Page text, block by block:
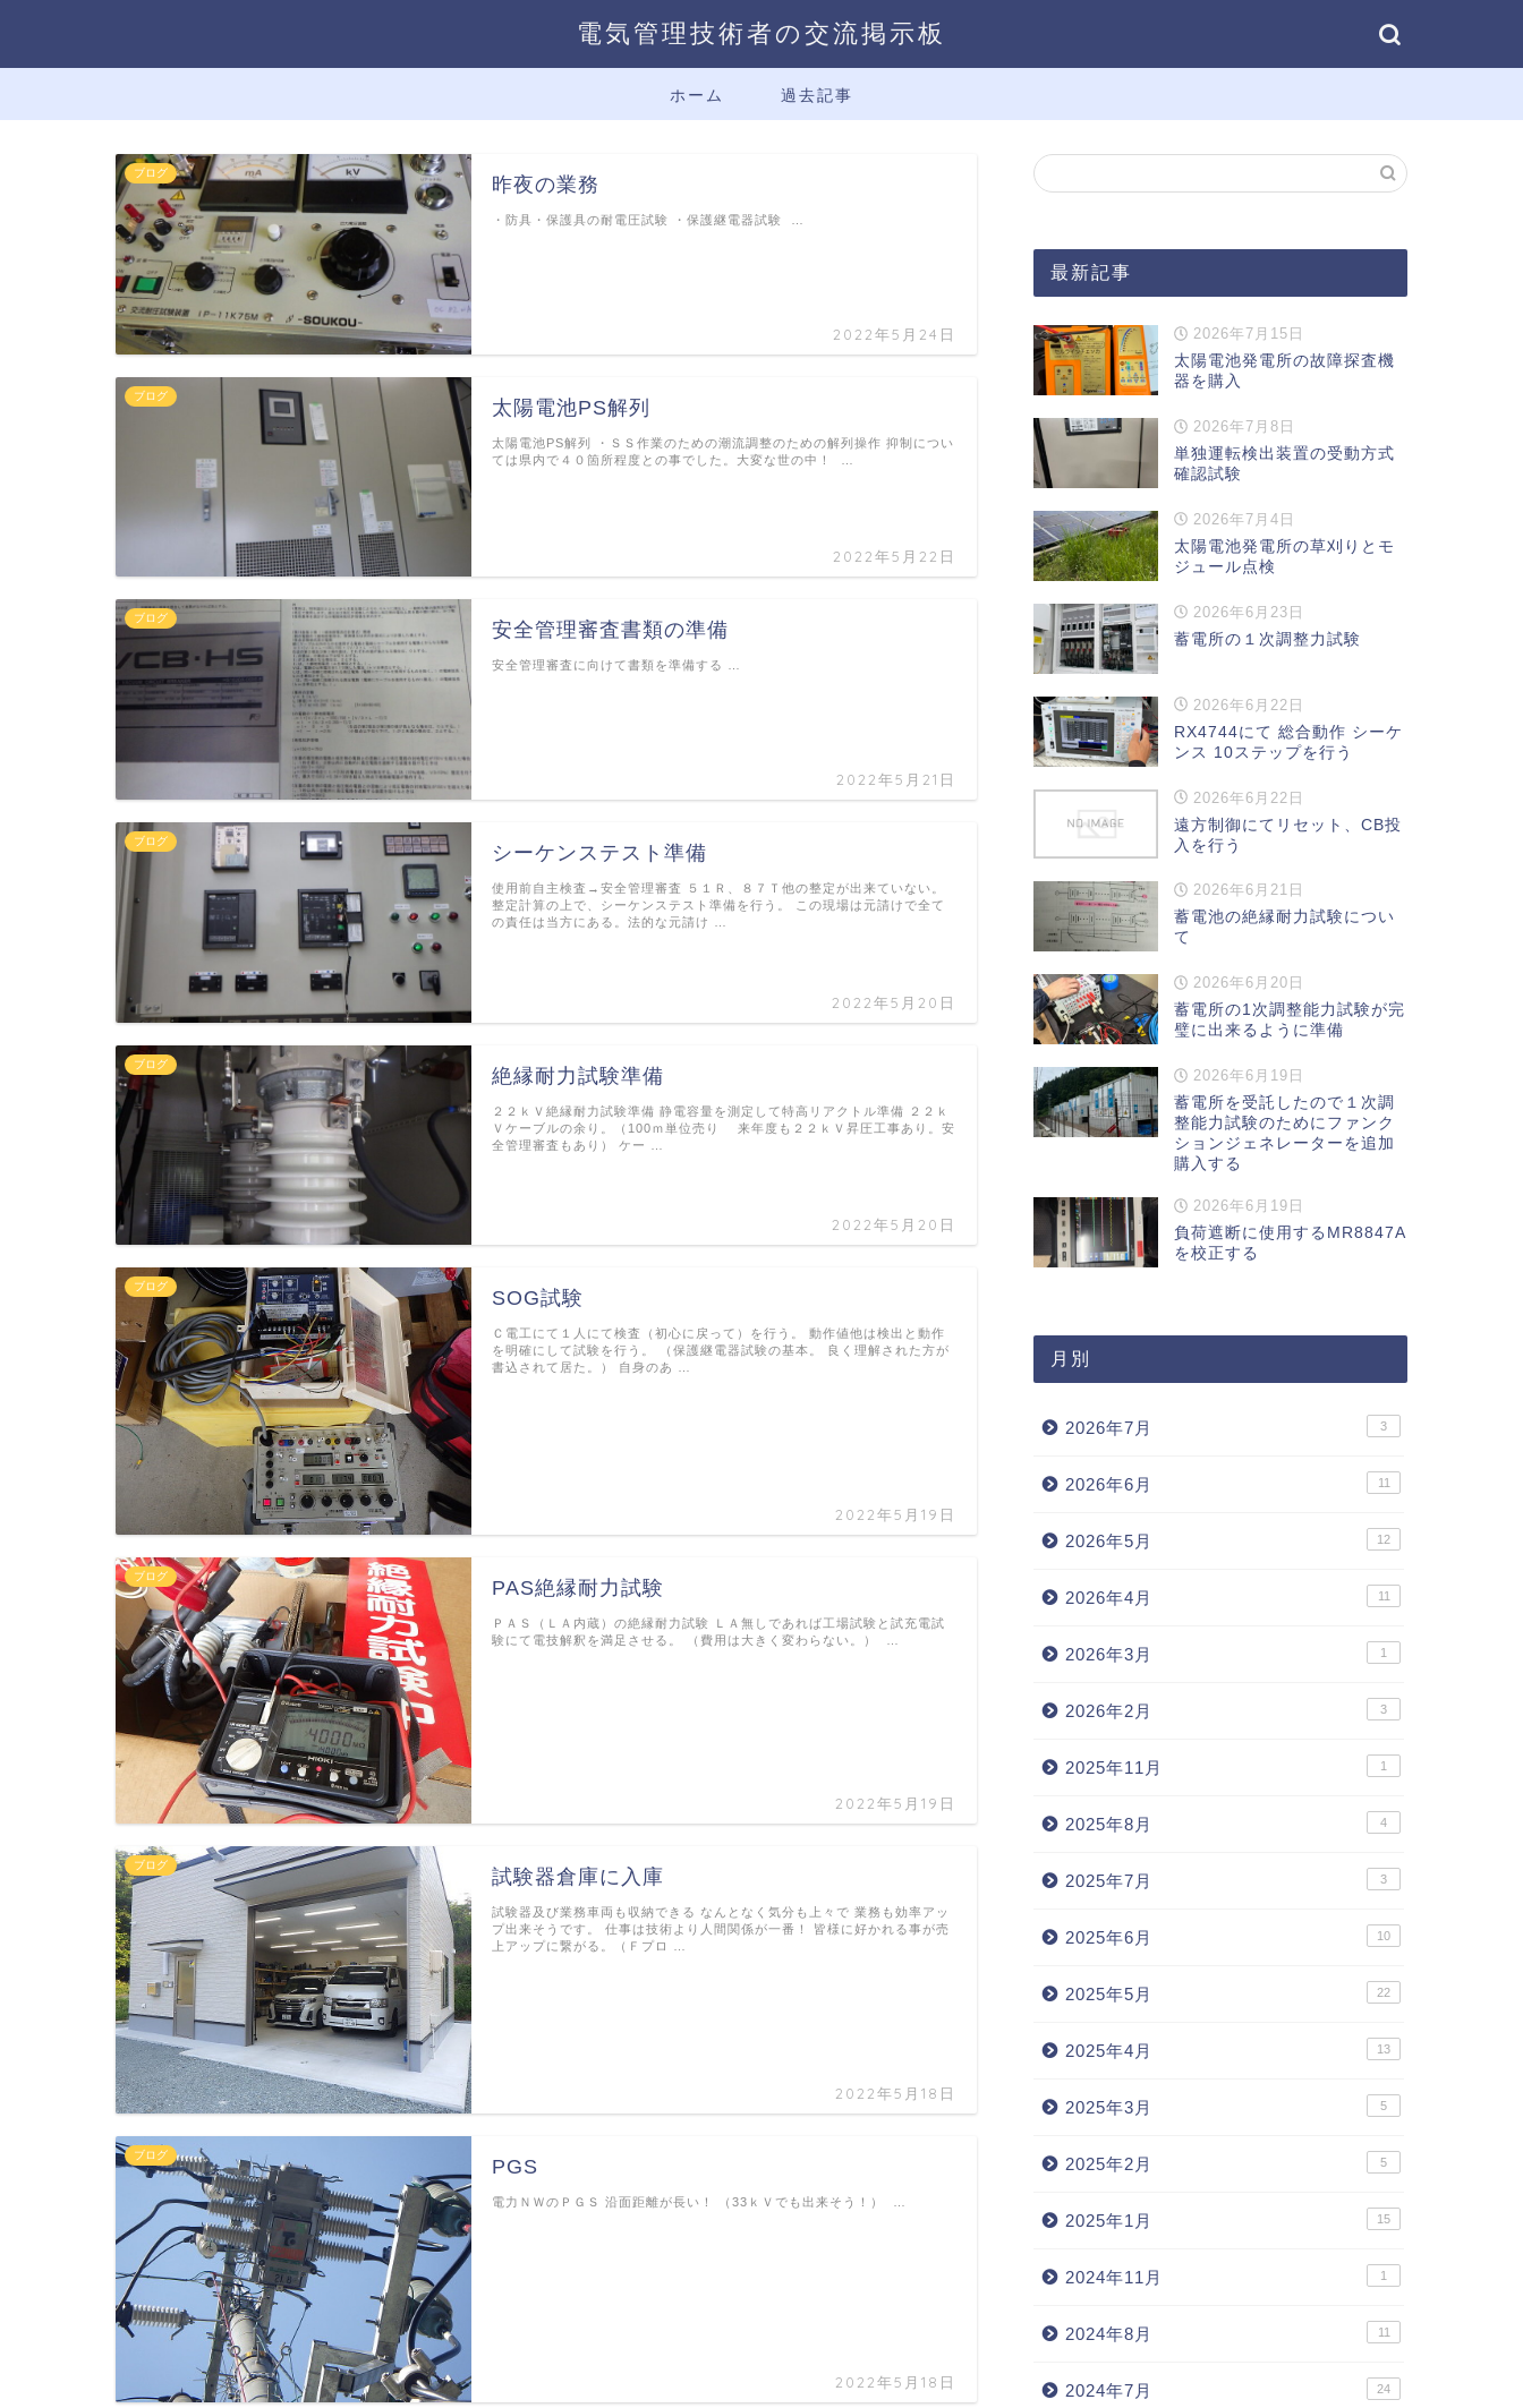
電気管理技術者の交流掲示板
ホーム 過去記事
ブログ
昨夜の業務
2022年5月24日
・防具・保護具の耐電圧試験 ・保護継電器試験 …
ブログ
太陽電池PS解列
2022年5月22日
太陽電池PS解列 ・ＳＳ作業のための潮流調整のための解列操作 抑制につい
ては県内で４０箇所程度との事でした。大変な世の中！ …
ブログ
安全管理審査書類の準備
2022年5月21日
安全管理審査に向けて書類を準備する …
ブログ
シーケンステスト準備
2022年5月20日
使用前自主検査→安全管理審査 ５１Ｒ、８７Ｔ他の整定が出来ていない。
整定計算の上で、シーケンステスト準備を行う。 この現場は元請けで全て
の責任は当方にある。法的な元請け …
ブログ
絶縁耐力試験準備
2022年5月20日
２２ｋＶ絶縁耐力試験準備 静電容量を測定して特高リアクトル準備 ２２ｋ
Ｖケーブルの余り。（100ｍ単位売り 来年度も２２ｋＶ昇圧工事あり。安
全管理審査もあり） ケー …
ブログ
SOG試験
2022年5月19日
Ｃ電工にて１人にて検査（初心に戻って）を行う。 動作値他は検出と動作
を明確にして試験を行う。 （保護継電器試験の基本。 良く理解された方が
書込されて居た。） 自身のあ …
ブログ
PAS絶縁耐力試験
2022年5月19日
ＰＡＳ（ＬＡ内蔵）の絶縁耐力試験 ＬＡ無しであれば工場試験と試充電試
験にて電技解釈を満足させる。 （費用は大きく変わらない。） …
ブログ
試験器倉庫に入庫
2022年5月18日
試験器及び業務車両も収納できる なんとなく気分も上々で 業務も効率アッ
プ出来そうです。 仕事は技術より人間関係が一番！ 皆様に好かれる事が売
上アップに繋がる。（Ｆプロ …
ブログ
PGS
2022年5月18日
電力ＮＷのＰＧＳ 沿面距離が長い！ （33ｋＶでも出来そう！） …
最新記事
2026年7月15日
太陽電池発電所の故障探査機
器を購入
2026年7月8日
単独運転検出装置の受動方式
確認試験
2026年7月4日
太陽電池発電所の草刈りとモ
ジュール点検
2026年6月23日
蓄電所の１次調整力試験
2026年6月22日
RX4744にて 総合動作 シーケ
ンス 10ステップを行う
2026年6月22日
遠方制御にてリセット、CB投
入を行う
2026年6月21日
蓄電池の絶縁耐力試験につい
て
2026年6月20日
蓄電所の1次調整能力試験が完
璧に出来るように準備
2026年6月19日
蓄電所を受託したので１次調
整能力試験のためにファンク
ションジェネレーターを追加
購入する
2026年6月19日
負荷遮断に使用するMR8847A
を校正する
月別
2026年7月 3
2026年6月 11
2026年5月 12
2026年4月 11
2026年3月 1
2026年2月 3
2025年11月 1
2025年8月 4
2025年7月 3
2025年6月 10
2025年5月 22
2025年4月 13
2025年3月 5
2025年2月 5
2025年1月 15
2024年11月 1
2024年8月 11
2024年7月 24